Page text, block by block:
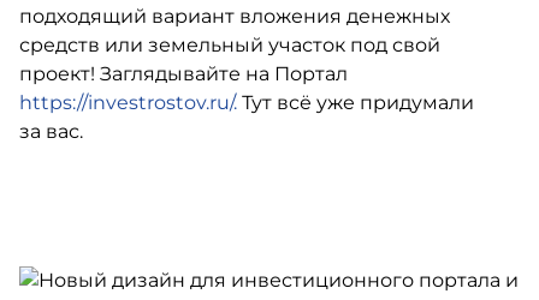
подходящий вариант вложения денежных
средств или земельный участок под свой
проект! Заглядывайте на Портал
https://investrostov.ru/. Тут всё уже придумали
за вас.